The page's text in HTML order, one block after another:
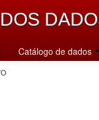
Catálogo de dados